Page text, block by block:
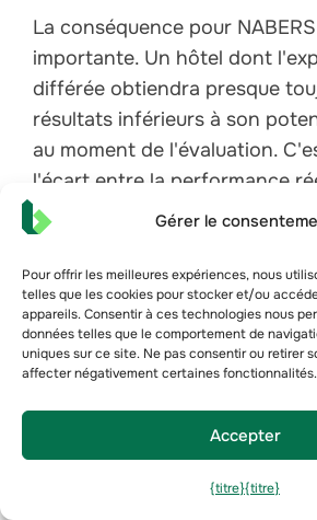
Gérer le
Pour offrir les meilleures expériences, nous
telles que les cookies pour stocker et/ou
appareils. Consentir à ces technologies nous
données telles que le comportement de
uniques sur ce site. Ne pas consentir ou retirer
affecter négativement certaines fonctionnalités.
Accepter
{titre}{titre}
La conséquence pour
importante. Un hôtel dont
différée obtiendra presque
résultats inférieurs à son
au moment de l'évaluation.
l'écart entre la performance
performance potentielle que
améliorations NABERS les
les plus rapides, et ce, sans
d'investissement.
Équipements qui créent des
énergétiques uniques
Les piscines, les spas, les
commerciales, les buanderies,
et les centres de remise en